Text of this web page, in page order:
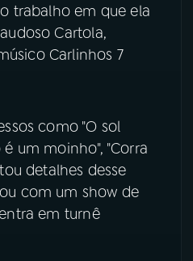
trabalho em que ela
Cartola,
Carlinhos 7
como "O sol
um moinho", "Corra
detalhes desse
com um show de
em turnê